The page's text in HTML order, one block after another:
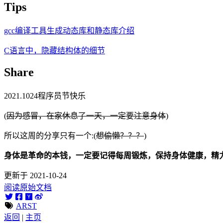
Tips
gcc编译工具生成动态库和静态库介绍
C语言中，隐藏结构体的细节
Share
2021.1024程序员节快乐
(因为感冒，在家休息了一天，一定要注意身体)
所以这周的分享只有一个:(想偷懒？？？)
身体是革命的本钱，一定要记得每周锻炼，保持身体健康，精
更新于 2021-10-24
阅读原始文档
ARST
返回 | 主页